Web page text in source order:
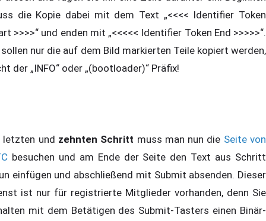
die Kopie dabei mit dem Text „<<<< Identifier Token
>>>>“ und enden mit „<<<<< Identifier Token End >>>>>“.
sollen nur die auf dem Bild markierten Teile kopiert werden,
der „INFO“ oder „(bootloader)“ Präfix!
letzten und zehnten Schritt muss man nun die Seite von
besuchen und am Ende der Seite den Text aus Schritt
einfügen und abschließend mit Submit absenden. Dieser
ist nur für registrierte Mitglieder vorhanden, denn Sie
mit dem Betätigen des Submit-Tasters einen Binär-